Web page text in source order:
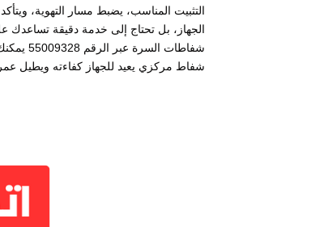
التثبيت المناسب، يضبط مسار التهوية،
الجهاز، بل تحتاج إلى خدمة دقيقة تساعدك
شفاط مركزي يعيد للجهاز كفاءته ويطيل